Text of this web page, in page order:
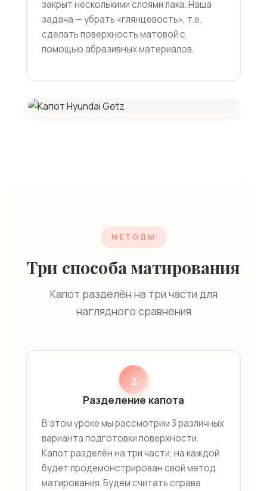
закрыт несколькими слоями лака. Наша
задача — убрать «глянцевость», т.е.
сделать поверхность матовой с
помощью абразивных материалов.
МЕТОДЫ
Три способа матирования
Капот разделён на три части для
наглядного сравнения
2
Разделение капота
В этом уроке мы рассмотрим 3 различных
варианта подготовки поверхности.
Капот разделён на три части, на каждой
будет продемонстрирован свой метод
матирования. Будем считать справа